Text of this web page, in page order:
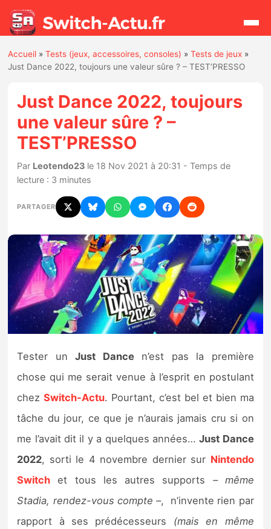
Rechercher
Actualités
Jeux
Hardware
Mises à jour
Chiffres de ventes
Rumeurs
Nintendo Direct
Tests et previews
Tests de jeux
Tests d’accessoires
Autres tests
Previews
Précommandes
Précommandes jeux Switch 2
Accueil »Tests (jeux, accessoires, consoles) »Tests de jeux »
Just Dance 2022, toujours une valeur sûre ? – TEST’PRESSO
Just Dance 2022, toujours
une valeur sûre ? –
TEST’PRESSO
Par Leotendo23 le 18 Nov 2021 à 20:31 - Temps de
lecture : 3 minutes
PARTAGER
Tester unJust Dancen’est pas la première
chose qui me serait venue à l’esprit en postulant
chezSwitch-Actu. Pourtant, c’est bel et bien ma
tâche du jour, ce que je n’aurais jamais cru si on
me l’avait dit il y a quelques années…Just Dance
2022, sorti le 4 novembre dernier sur Nintendo
Switch et tous les autres supports – même
Stadia, rendez-vous compte –, n’invente rien par
rapport à ses prédécesseurs (mais en même